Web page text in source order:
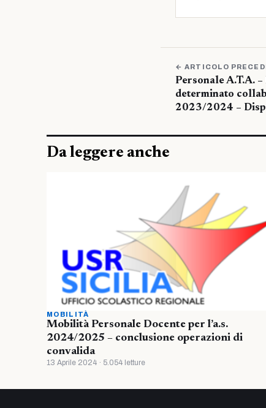
← ARTICOLO
Personale A.T.A.
determinato
2023/2024 –
Da leggere anche
MOBILITÀ
Mobilità Personale Docente per l’a.s.
2024/2025 – conclusione operazioni di
convalida
13 Aprile 2024 · 5.054 letture